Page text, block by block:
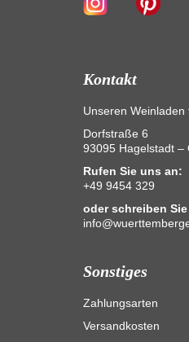
Kontakt
Unseren Weinladen
Dorfstraße 6
93095 Hagelstadt –
Rufen Sie uns an:
+49 9454 329
oder schreiben
Sonstiges
Zahlungsarten
Versandkosten